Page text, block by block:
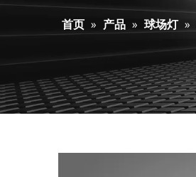
首页 » 产品 » 球场灯 »